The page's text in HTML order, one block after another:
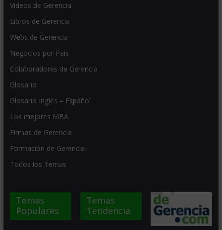
Videos de Gerencia
Libros de Gerencia
Webs de Gerencia
Negocios por País
Colaboradores de Gerencia
Glosario
Glosario Inglés – Español
Los mejores MBA
Firmas de Gerencia
Formación de Gerencia
Todos los Temas
Temas
Populares
Temas
Tendencia